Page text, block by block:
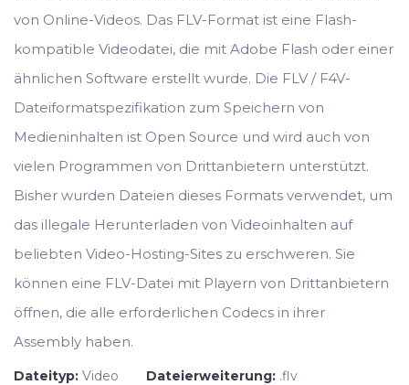
von Online-Videos. Das FLV-Format ist eine Flash-
kompatible Videodatei, die mit Adobe Flash oder einer
ähnlichen Software erstellt wurde. Die FLV / F4V-
Dateiformatspezifikation zum Speichern von
Medieninhalten ist Open Source und wird auch von
vielen Programmen von Drittanbietern unterstützt.
Bisher wurden Dateien dieses Formats verwendet, um
das illegale Herunterladen von Videoinhalten auf
beliebten Video-Hosting-Sites zu erschweren. Sie
können eine FLV-Datei mit Playern von Drittanbietern
öffnen, die alle erforderlichen Codecs in ihrer
Assembly haben.
Dateityp: Video Dateierweiterung: .flv